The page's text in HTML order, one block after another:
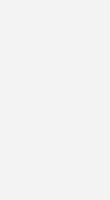
praktisches Know-
LG bieten wir
an. Wissen gibt
und
mit dem
Baustein“, so
Reisser.
Umgang mit